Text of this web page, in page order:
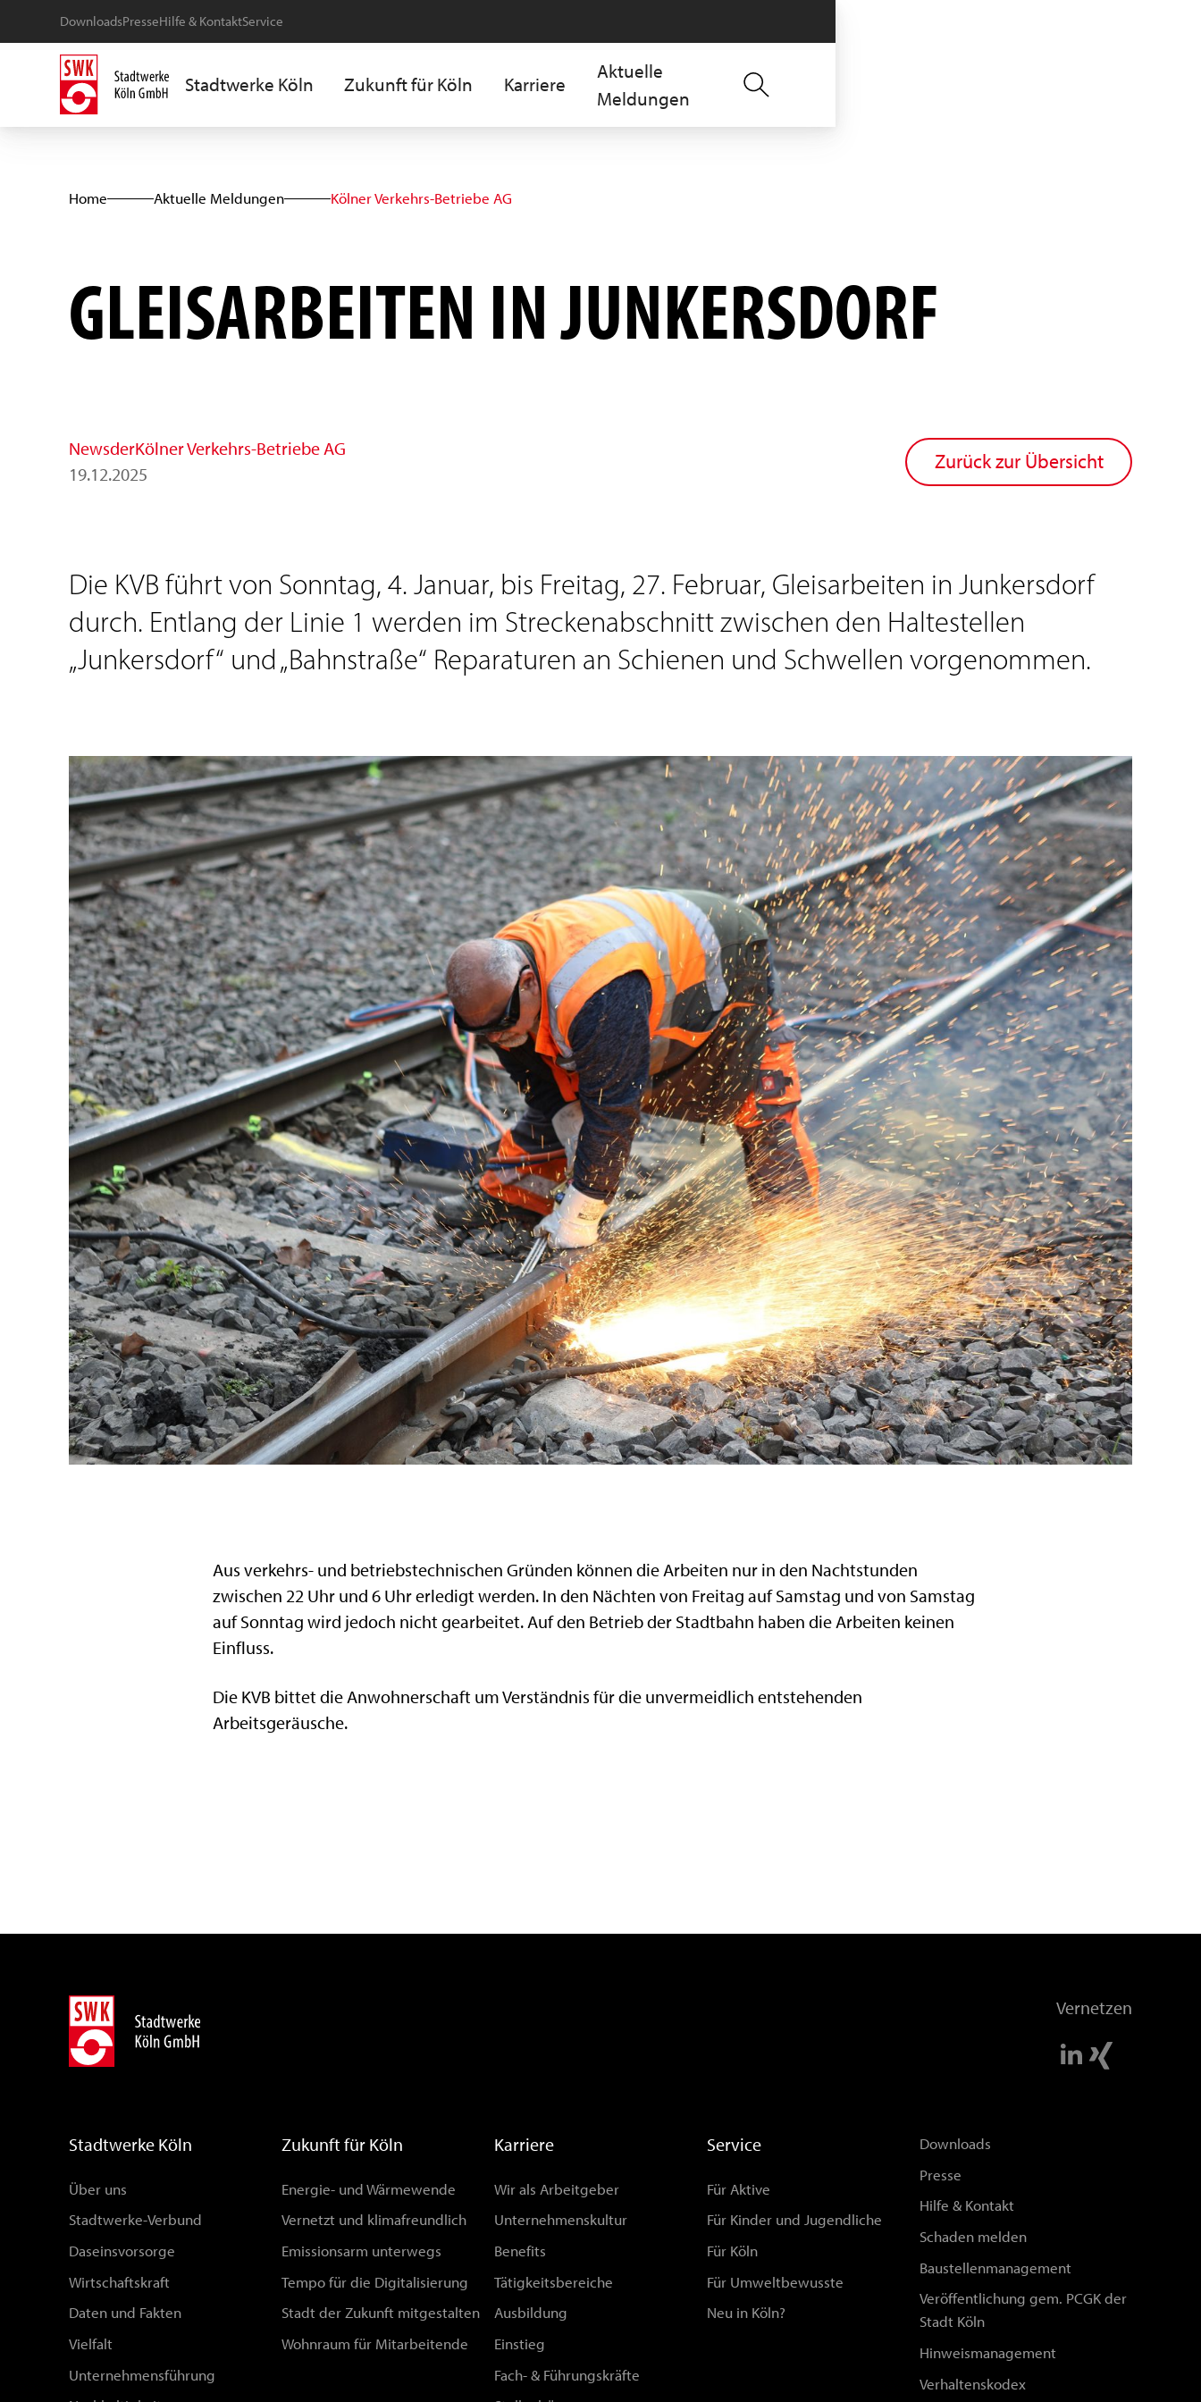
DownloadsPresseHilfe & KontaktService
Stadtwerke Köln Zukunft für Köln Karriere
Aktuelle
Meldungen
Home Aktuelle Meldungen Kölner Verkehrs-Betriebe AG
GLEISARBEITEN IN JUNKERSDORF
NewsderKölner Verkehrs-Betriebe AG
19.12.2025
Zurück zur Übersicht
Die KVB führt von Sonntag, 4. Januar, bis Freitag, 27. Februar, Gleisarbeiten in Junkersdorf
durch. Entlang der Linie 1 werden im Streckenabschnitt zwischen den Haltestellen
„Junkersdorf“ und „Bahnstraße“ Reparaturen an Schienen und Schwellen vorgenommen.
Aus verkehrs- und betriebstechnischen Gründen können die Arbeiten nur in den Nachtstunden
zwischen 22 Uhr und 6 Uhr erledigt werden. In den Nächten von Freitag auf Samstag und von Samstag
auf Sonntag wird jedoch nicht gearbeitet. Auf den Betrieb der Stadtbahn haben die Arbeiten keinen
Einfluss.
Die KVB bittet die Anwohnerschaft um Verständnis für die unvermeidlich entstehenden
Arbeitsgeräusche.
Vernetzen
Stadtwerke Köln
Über uns
Stadtwerke-Verbund
Daseinsvorsorge
Wirtschaftskraft
Daten und Fakten
Vielfalt
Unternehmensführung
Zukunft für Köln
Energie- und Wärmewende
Vernetzt und klimafreundlich
Emissionsarm unterwegs
Tempo für die Digitalisierung
Stadt der Zukunft mitgestalten
Wohnraum für Mitarbeitende
Karriere
Wir als Arbeitgeber
Unternehmenskultur
Benefits
Tätigkeitsbereiche
Ausbildung
Einstieg
Fach- & Führungskräfte
Service
Für Aktive
Für Kinder und Jugendliche
Für Köln
Für Umweltbewusste
Neu in Köln?
Downloads
Presse
Hilfe & Kontakt
Schaden melden
Baustellenmanagement
Veröffentlichung gem. PCGK der
Stadt Köln
Hinweismanagement
Verhaltenskodex